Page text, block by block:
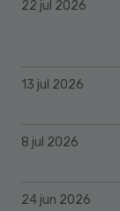
22 jul 2026
13 jul 2026
8 jul 2026
24 jun 2026